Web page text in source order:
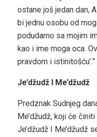
ostane još jedan dan,
bi jednu osobu od
podudarno sa mojim
kao i ime moga oca.
pravdom i istinitošću’.”
Je’džudž I Me’džudž
Predznak Sudnjeg
Me’džudž, koji će
Je’džudž I Me’džudž